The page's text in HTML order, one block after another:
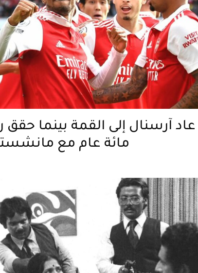
عاد آرسنال إلى القمة بينما حقق
مائة عام مع مانشستر